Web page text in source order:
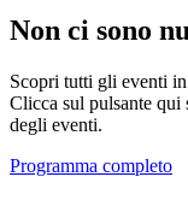
Non ci sono
Scopri tutti gli eventi
Clicca sul pulsante qui
degli eventi.
Programma completo